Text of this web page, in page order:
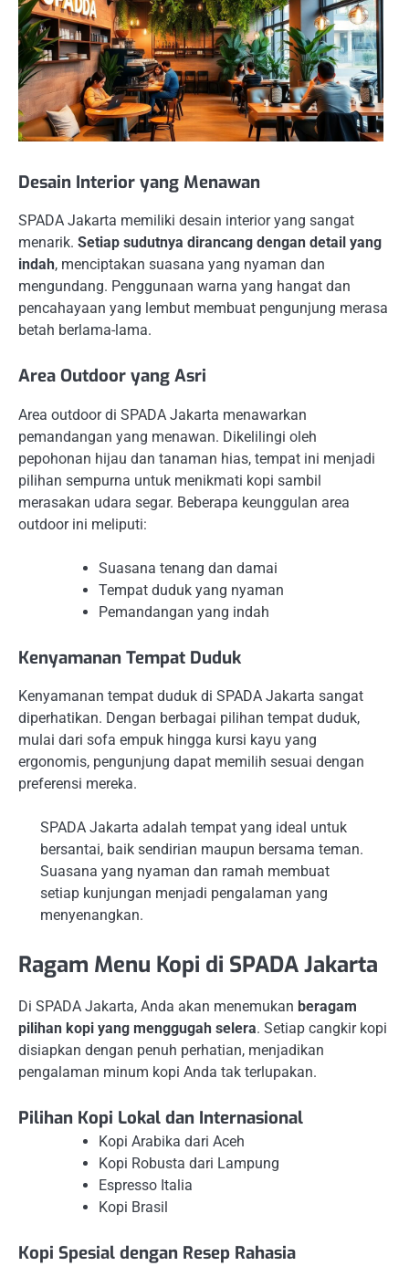
Desain Interior yang Menawan
SPADA Jakarta memiliki desain interior yang sangat
menarik. Setiap sudutnya dirancang dengan detail yang
indah, menciptakan suasana yang nyaman dan
mengundang. Penggunaan warna yang hangat dan
pencahayaan yang lembut membuat pengunjung merasa
betah berlama-lama.
Area Outdoor yang Asri
Area outdoor di SPADA Jakarta menawarkan
pemandangan yang menawan. Dikelilingi oleh
pepohonan hijau dan tanaman hias, tempat ini menjadi
pilihan sempurna untuk menikmati kopi sambil
merasakan udara segar. Beberapa keunggulan area
outdoor ini meliputi:
Suasana tenang dan damai
Tempat duduk yang nyaman
Pemandangan yang indah
Kenyamanan Tempat Duduk
Kenyamanan tempat duduk di SPADA Jakarta sangat
diperhatikan. Dengan berbagai pilihan tempat duduk,
mulai dari sofa empuk hingga kursi kayu yang
ergonomis, pengunjung dapat memilih sesuai dengan
preferensi mereka.
SPADA Jakarta adalah tempat yang ideal untuk
bersantai, baik sendirian maupun bersama teman.
Suasana yang nyaman dan ramah membuat
setiap kunjungan menjadi pengalaman yang
menyenangkan.
Ragam Menu Kopi di SPADA Jakarta
Di SPADA Jakarta, Anda akan menemukan beragam
pilihan kopi yang menggugah selera. Setiap cangkir kopi
disiapkan dengan penuh perhatian, menjadikan
pengalaman minum kopi Anda tak terlupakan.
Pilihan Kopi Lokal dan Internasional
Kopi Arabika dari Aceh
Kopi Robusta dari Lampung
Espresso Italia
Kopi Brasil
Kopi Spesial dengan Resep Rahasia